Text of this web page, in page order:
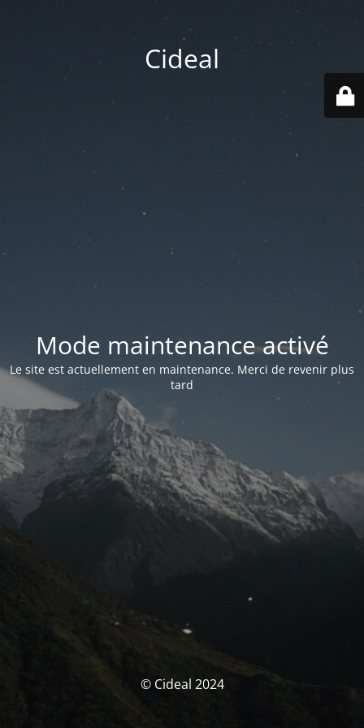
Cideal
Mode maintenance activé
Le site est actuellement en maintenance. Merci de revenir plus
tard
© Cideal 2024